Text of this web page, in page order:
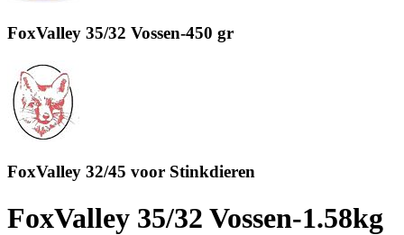
FoxValley 35/32 Vossen-450 gr
FoxValley 32/45 voor Stinkdieren
FoxValley 35/32 Vossen-1.58kg